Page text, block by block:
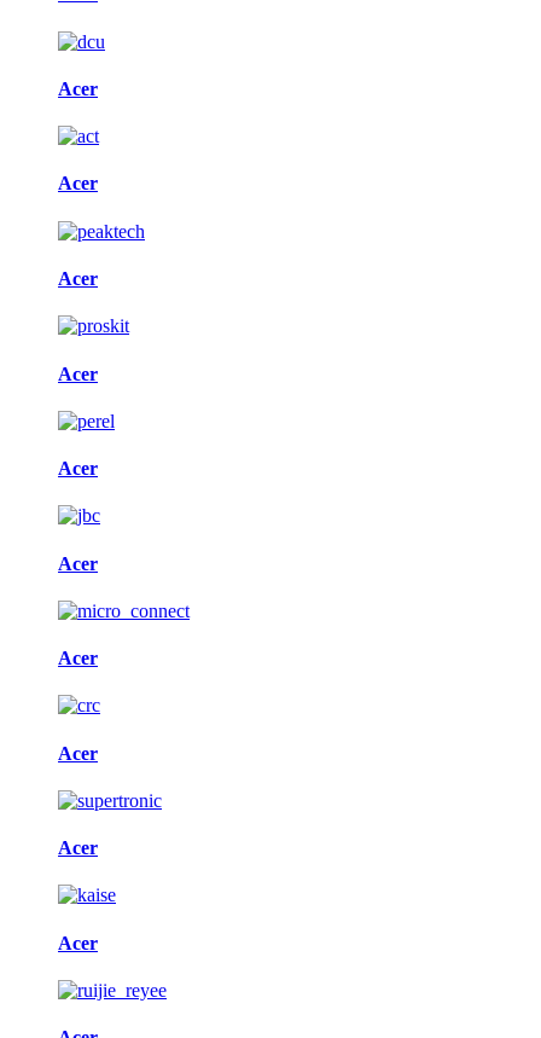
Acer
Acer
Acer
Acer
Acer
Acer
Acer
Acer
Acer
Acer